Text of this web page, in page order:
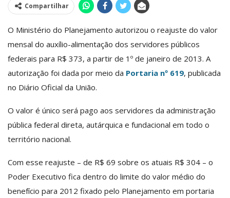
Compartilhar
O Ministério do Planejamento autorizou o reajuste do valor
mensal do auxílio-alimentação dos servidores públicos
federais para R$ 373, a partir de 1º de janeiro de 2013. A
autorização foi dada por meio da Portaria nº 619, publicada
no Diário Oficial da União.
O valor é único será pago aos servidores da administração
pública federal direta, autárquica e fundacional em todo o
território nacional.
Com esse reajuste – de R$ 69 sobre os atuais R$ 304 – o
Poder Executivo fica dentro do limite do valor médio do
benefício para 2012 fixado pelo Planejamento em portaria